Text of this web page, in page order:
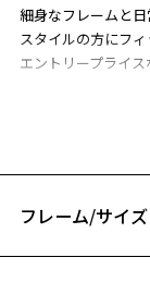
細身なフレームと
スタイルの方にフィ
エントリープライス
フレーム/サイズ